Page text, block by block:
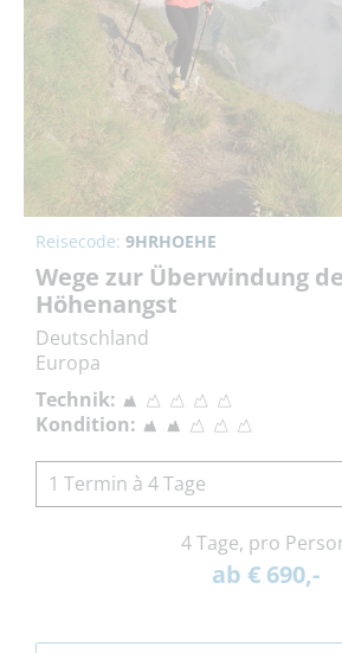
Reisecode: 9HRHOEHE
Wege zur Überwindung
Höhenangst
Deutschland
Europa
Technik:
Kondition:
1 Termin à 4 Tage
4 Tage, pro
ab € 690,-